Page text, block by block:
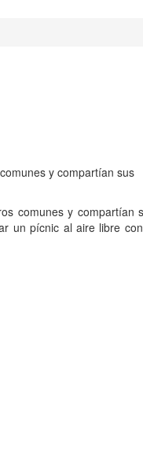
y compartían sus
comunes y compartían
un pícnic al aire libre